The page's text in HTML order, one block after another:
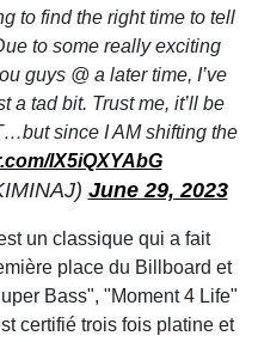
to find the right time to tell
to some really exciting
guys @ a later time, I’ve
a tad bit. Trust me, it’ll be
since I AM shifting the
lX5iQXYAbG
June 29, 2023
un classique qui a fait
place du Billboard et
Bass", "Moment 4 Life"
certifié trois fois platine et